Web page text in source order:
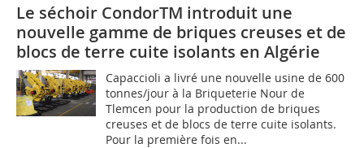
Le séchoir CondorTM introduit une
nouvelle gamme de briques creuses et de
blocs de terre cuite isolants en Algérie
Capaccioli a livré une nouvelle usine de 600
tonnes/jour à la Briqueterie Nour de
Tlemcen pour la production de briques
creuses et de blocs de terre cuite isolants.
Pour la première fois en...